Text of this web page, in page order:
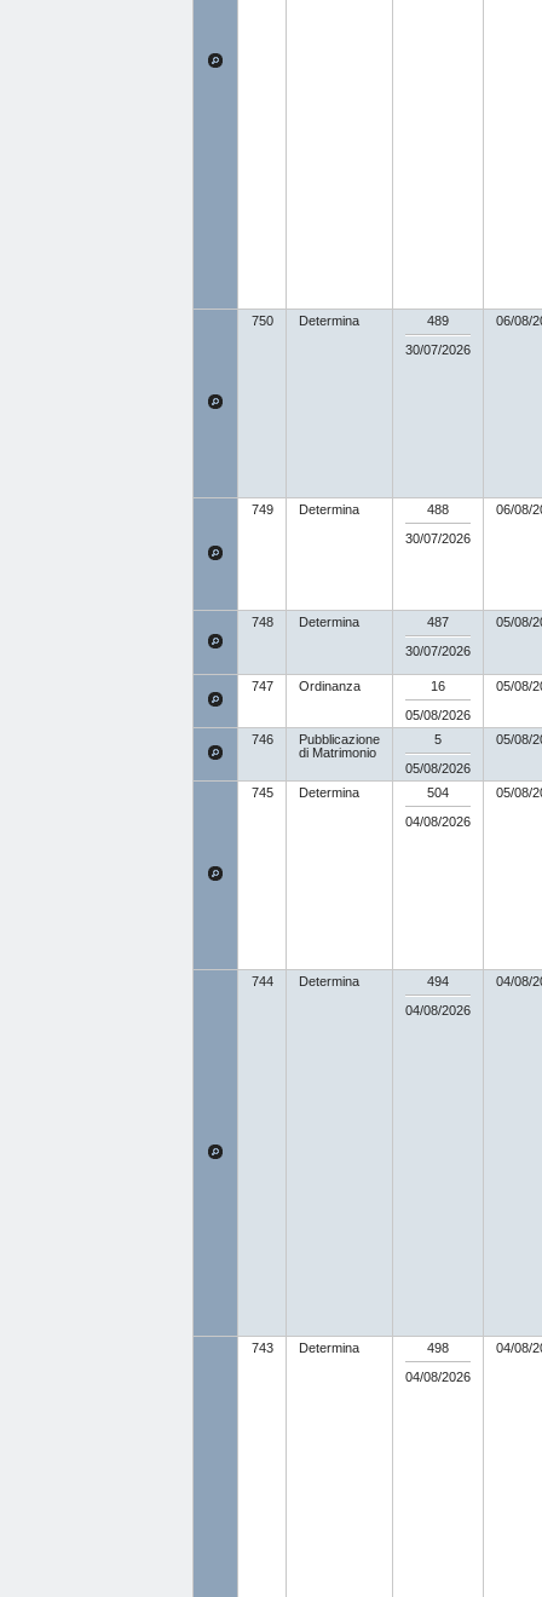
750 Determina
489
30/07/2026
06/08/
749 Determina
488
30/07/2026
06/08/
748 Determina
487
30/07/2026
05/08/
747 Ordinanza
16
05/08/2026
05/08/
746
Pubblicazione
di Matrimonio
5
05/08/2026
05/08/
745 Determina
504
04/08/2026
05/08/
744 Determina
494
04/08/2026
04/08/
743 Determina
498
04/08/2026
04/08/